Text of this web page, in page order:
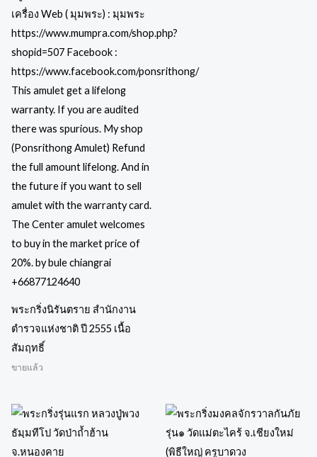
พระกริ่งนิรันตราย สำนักงาน
ตำรวจแห่งชาติ ปี 2555 เนื้อ
สัมฤทธิ์
ขายแล้ว